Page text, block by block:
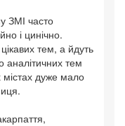
ЗМІ часто
і цинічно.
тем, а йдуть
тем
дуже мало